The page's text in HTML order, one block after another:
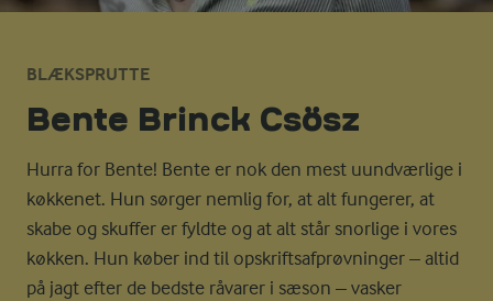
BLÆKSPRUTTE
Bente Brinck Csösz
Hurra for Bente! Bente er nok den mest uundværlige i
køkkenet. Hun sørger nemlig for, at alt fungerer, at
skabe og skuffer er fyldte og at alt står snorlige i vores
køkken. Hun køber ind til opskriftsafprøvninger – altid
på jagt efter de bedste råvarer i sæson – vasker